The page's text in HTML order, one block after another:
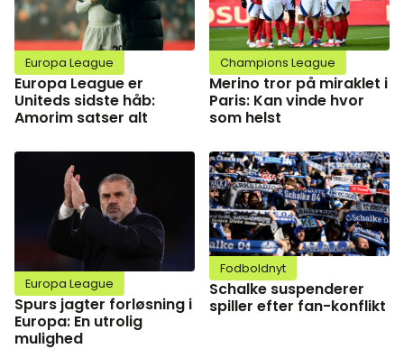
Europa League
Europa League er
Uniteds sidste håb:
Amorim satser alt
Champions League
Merino tror på miraklet i
Paris: Kan vinde hvor
som helst
Europa League
Spurs jagter forløsning i
Europa: En utrolig
mulighed
Fodboldnyt
Schalke suspenderer
spiller efter fan-konflikt